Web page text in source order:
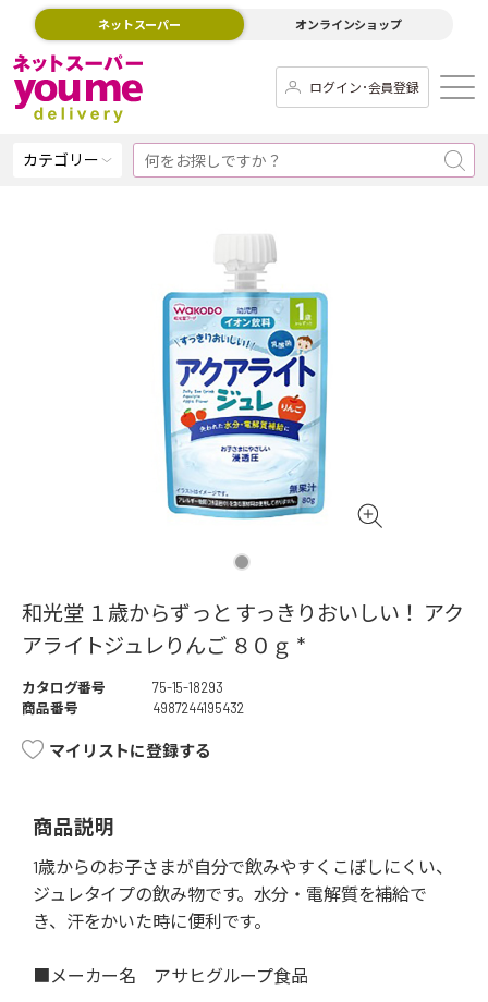
ネットスーパー オンラインショップ
ログイン･会員登録
カテゴリー
和光堂 １歳からずっと すっきりおいしい！ アク
アライトジュレりんご ８０ｇ *
カタログ番号
75-15-18293
商品番号
4987244195432
マイリストに登録する
商品説明
1歳からのお子さまが自分で飲みやすくこぼしにくい、
ジュレタイプの飲み物です。水分・電解質を補給で
き、汗をかいた時に便利です。
■メーカー名 アサヒグループ食品